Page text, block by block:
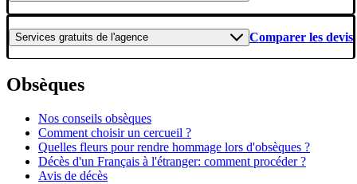
Services gratuits de l'agence Comparer les devis
Obsèques
Nos conseils obsèques
Comment choisir un cercueil ?
Quelles fleurs pour rendre hommage lors d'obsèques ?
Décès d'un Français à l'étranger: comment procéder ?
Avis de décès